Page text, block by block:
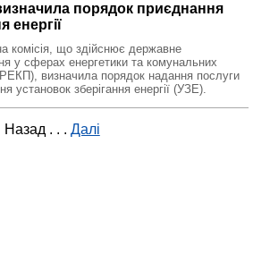
порядок приєднання
енергії
комісія, що здійснює державне
у сферах енергетики та комунальних
визначила порядок надання послуги
установок зберігання енергії (УЗЕ).
Назад . . . Далі